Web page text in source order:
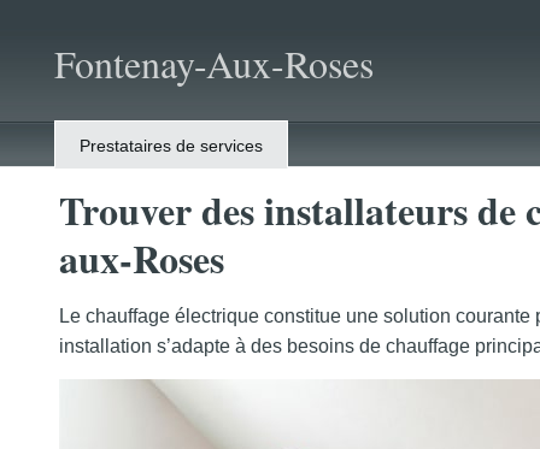
Fontenay-Aux-Roses
Prestataires de services
Trouver des installateurs de
aux-Roses
Le chauffage électrique constitue une solution
installation s’adapte à des besoins de chauffage